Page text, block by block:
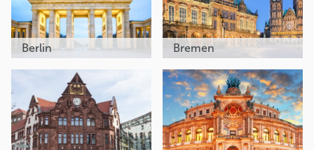
Berlin Bremen